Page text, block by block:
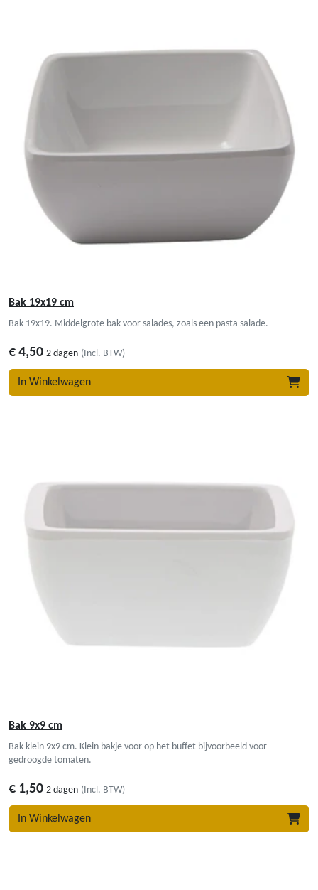
Bak 19x19 cm
Bak 19x19. Middelgrote bak voor salades, zoals een pasta salade.
€ 4,50 2 dagen (Incl. BTW)
In Winkelwagen
Bak 9x9 cm
Bak klein 9x9 cm. Klein bakje voor op het buffet bijvoorbeeld voor
gedroogde tomaten.
€ 1,50 2 dagen (Incl. BTW)
In Winkelwagen